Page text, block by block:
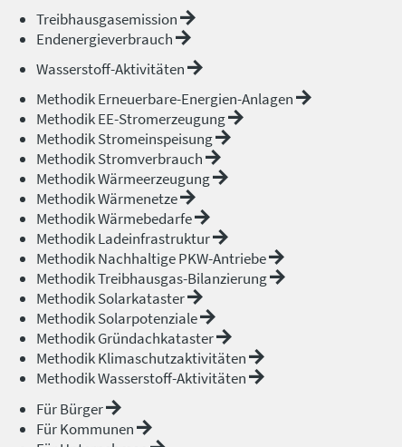
Treibhausgasemission
Endenergieverbrauch
Wasserstoff-Aktivitäten
Methodik Erneuerbare-Energien-Anlagen
Methodik EE-Stromerzeugung
Methodik Stromeinspeisung
Methodik Stromverbrauch
Methodik Wärmeerzeugung
Methodik Wärmenetze
Methodik Wärmebedarfe
Methodik Ladeinfrastruktur
Methodik Nachhaltige PKW-Antriebe
Methodik Treibhausgas-Bilanzierung
Methodik Solarkataster
Methodik Solarpotenziale
Methodik Gründachkataster
Methodik Klimaschutzaktivitäten
Methodik Wasserstoff-Aktivitäten
Für Bürger
Für Kommunen